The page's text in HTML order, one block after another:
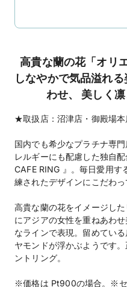
高貴な蘭の花「オリ
しなやかで気品溢れ
わせ、 美しく凛
★取扱店：沼津店・御殿場
国内でも希少なプラチナ専
レルギーにも配慮した独自
CAFE RING 』。毎日愛用す
練されたデザインにこだわっ
高貴な蘭の花をイメージし
にアジアの女性を重ねあわ
なラインで表現。留めてい
ヤモンドが浮かぶようです
ントリング。
※価格は Pt900の場合。※セ